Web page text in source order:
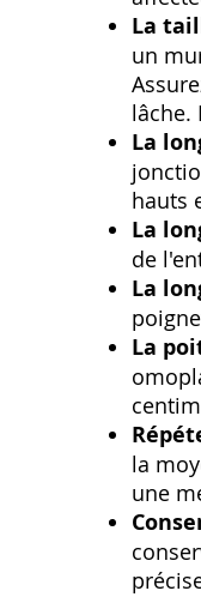
La
un
lâche.
La
hauts
La
de
La
La
la
une